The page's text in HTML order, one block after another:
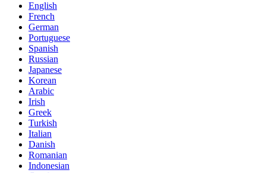
English
French
German
Portuguese
Spanish
Russian
Japanese
Korean
Arabic
Irish
Greek
Turkish
Italian
Danish
Romanian
Indonesian